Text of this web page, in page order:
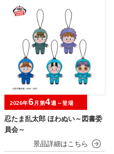
忍たま乱太郎 ほわぬい～図書委
員会～
2026年6 月第4週～登場